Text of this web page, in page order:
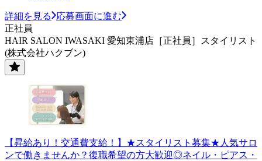
詳細を見る
応募画面に進む
正社員
HAIR SALON IWASAKI 愛知東浦店［正社員］スタイリスト
(株式会社ハクブン)
【昇給あり！交通費支給！】★スタイリスト募集★人気サロ
ンで働きませんか？復職希望の方大歓迎◎ネイル・ピアス・